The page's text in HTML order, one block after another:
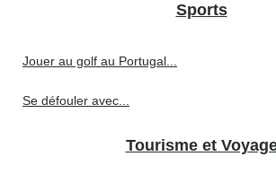
Sports
Jouer au golf au Portugal...
Se défouler avec...
Tourisme et